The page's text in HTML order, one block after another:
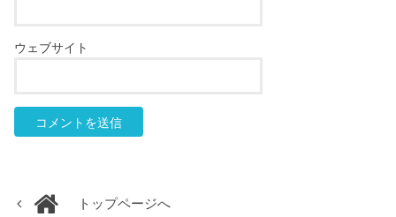
ウェブサイト
トップページへ